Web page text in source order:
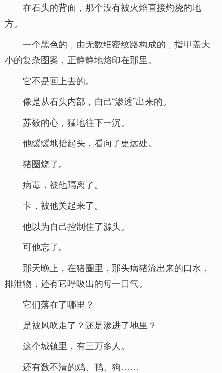
在石头的背面，那个没有被火焰直接灼烧的地
方。
一个黑色的，由无数细密纹路构成的，指甲盖大
小的复杂图案，正静静地烙印在那里。
它不是画上去的。
像是从石头内部，自己“渗透”出来的。
苏毅的心，猛地往下一沉。
他缓缓地抬起头，看向了更远处。
猪圈烧了。
病毒，被他隔离了。
卡，被他关起来了。
他以为自己控制住了源头。
可他忘了。
那天晚上，在猪圈里，那头病猪流出来的口水，
排泄物，还有它呼吸出的每一口气。
它们落在了哪里？
是被风吹走了？还是渗进了地里？
这个城镇里，有三万多人。
还有数不清的鸡、鸭、狗……